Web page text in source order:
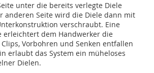
unter die bereits verlegte Diele
anderen Seite wird die Diele dann mit
verschraubt. Eine
erleichtert dem Handwerker die
Vorbohren und Senken entfallen
erlaubt das System ein müheloses
Dielen.